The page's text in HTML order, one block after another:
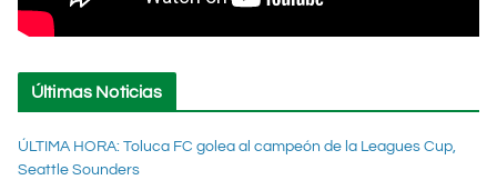
Últimas Noticias
ÚLTIMA HORA: Toluca FC golea al campeón de la Leagues Cup,
Seattle Sounders